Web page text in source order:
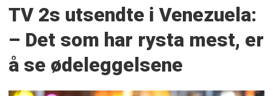
TV 2s utsendte i Venezuela:
– Det som har rysta mest, er
å se ødeleggelsene